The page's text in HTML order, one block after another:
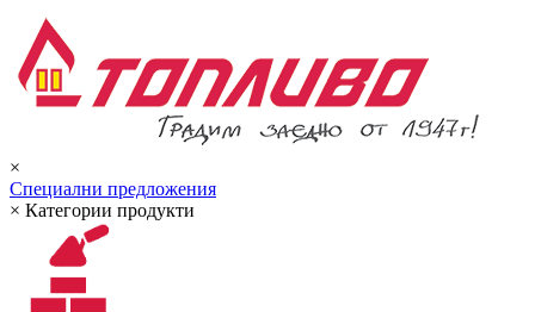
×
Специални предложения
× Категории продукти